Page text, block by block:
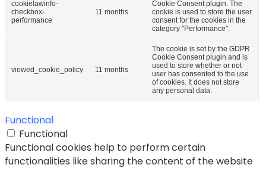
cookielawinfo-
checkbox-
performance
11 months
Cookie Consent plugin. The
cookie is used to store the user
consent for the cookies in the
category "Performance".
viewed_cookie_policy 11 months
The cookie is set by the GDPR
Cookie Consent plugin and is
used to store whether or not
user has consented to the use
of cookies. It does not store
any personal data.
Functional
Functional
Functional cookies help to perform certain
functionalities like sharing the content of the website